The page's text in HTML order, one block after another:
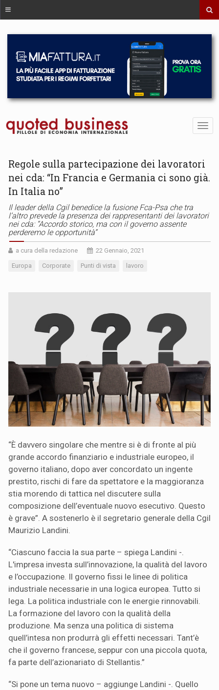
Regole sulla partecipazione dei lavoratori
nei cda: “In Francia e Germania ci sono già.
In Italia no”
Il leader della Cgil benedice la fusione Fca-Psa che tra
l’altro prevede la presenza dei rappresentanti dei lavoratori
nei cda: “Accordo storico, ma con il governo assente
perderemo le opportunità”
a cura della redazione 22 Gennaio, 2021
Europa Corporate Punti di vista lavoro
“È davvero singolare che mentre si è di fronte al più
grande accordo finanziario e industriale europeo, il
governo italiano, dopo aver concordato un ingente
prestito, rischi di fare da spettatore e la maggioranza
stia morendo di tattica nel discutere sulla
composizione dell’eventuale nuovo esecutivo. Questo
è grave”. A sostenerlo è il segretario generale della Cgil
Maurizio Landini.
“Ciascuno faccia la sua parte – spiega Landini -.
L'impresa investa sull’innovazione, la qualità del lavoro
e l’occupazione. Il governo fissi le linee di politica
industriale necessarie in una logica europea. Tutto si
lega. La politica industriale con le energie rinnovabili.
La formazione del lavoro con la qualità della
produzione. Ma senza una politica di sistema
quell’intesa non produrrà gli effetti necessari. Tant’è
che il governo francese, seppur con una piccola quota,
fa parte dell’azionariato di Stellantis.”
“Si pone un tema nuovo – aggiunge Landini -. Quello